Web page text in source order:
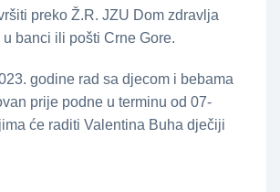
preko Ž.R. JZU Dom zdravlja
banci ili pošti Crne Gore.
godine rad sa djecom i bebama
prije podne u terminu od 07-
će raditi Valentina Buha dječiji